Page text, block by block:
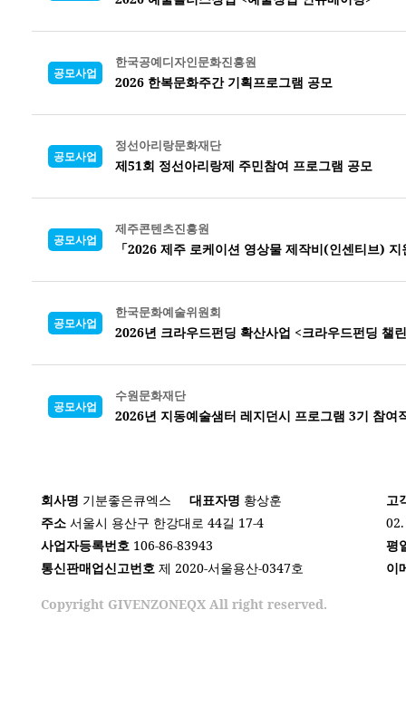
공모사업
한국공예디자인문화진흥원
2026 한복문화주간 기획프로그램 공모
공모사업
정선아리랑문화재단
제51회 정선아리랑제 주민참여 프로그램 공모
공모사업
제주콘텐츠진흥원
「2026 제주 로케이션 영상물 제작비(인센티브)
공모사업
한국문화예술위원회
2026년 크라우드펀딩 확산사업 <크라우드펀딩 챌
공모사업
수원문화재단
2026년 지동예술샘터 레지던시 프로그램 3기 참여
회사명 기분좋은큐엑스 대표자명 황상훈
주소 서울시 용산구 한강대로 44길 17-4
사업자등록번호 106-86-83943
통신판매업신고번호 제 2020-서울용산-0347호
Copyright GIVENZONEQX All right reserved.
고
평
이